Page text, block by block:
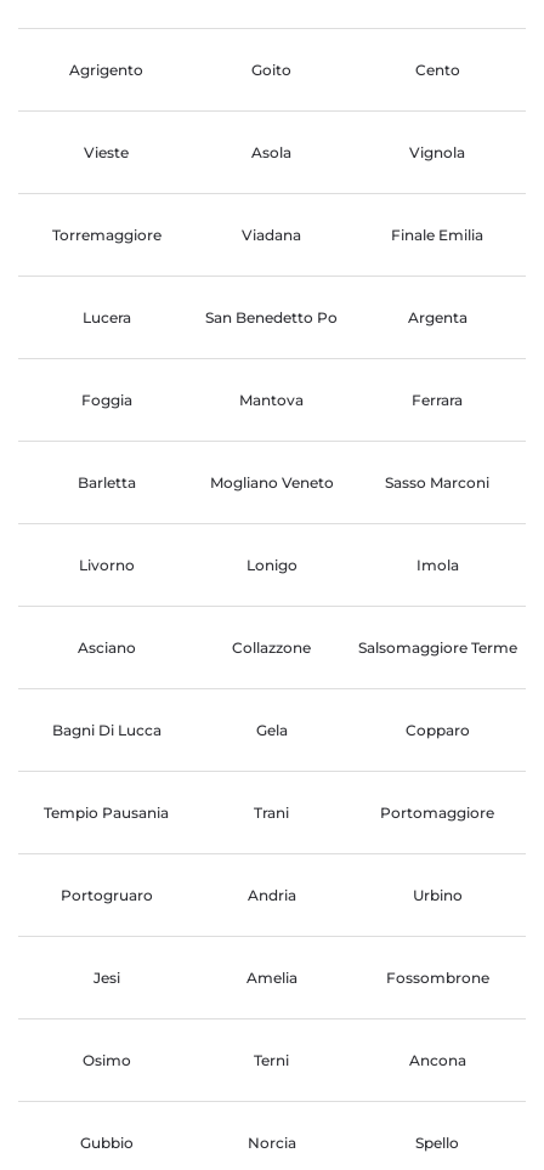
Agrigento Goito Cento
Vieste Asola Vignola
Torremaggiore Viadana Finale Emilia
Lucera San Benedetto Po Argenta
Foggia Mantova Ferrara
Barletta Mogliano Veneto Sasso Marconi
Livorno Lonigo Imola
Asciano Collazzone Salsomaggiore Terme
Bagni Di Lucca Gela Copparo
Tempio Pausania Trani Portomaggiore
Portogruaro Andria Urbino
Jesi Amelia Fossombrone
Osimo Terni Ancona
Gubbio Norcia Spello